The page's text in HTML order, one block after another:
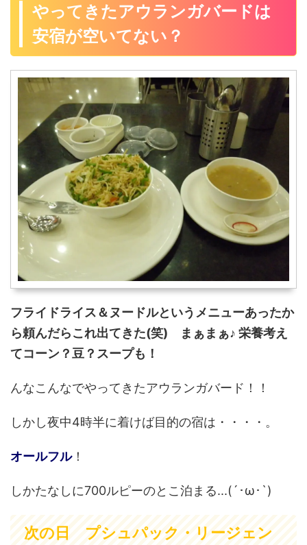
やってきたアウランガバードは
安宿が空いてない？
フライドライス＆ヌードルというメニューあったか
ら頼んだらこれ出てきた(笑) まぁまぁ♪ 栄養考え
てコーン？豆？スープも！
んなこんなでやってきたアウランガバード！！
しかし夜中4時半に着けば目的の宿は・・・・。
オールフル！
しかたなしに700ルピーのとこ泊まる...(´･ω･`)
次の日 プシュパック・リージェン